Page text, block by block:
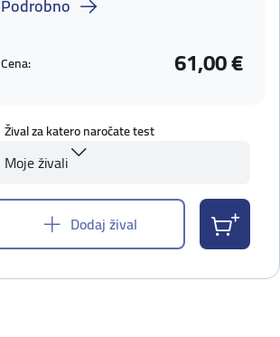
Cena: 61,00 €
Žival za katero naročate test
Moje živali
Dodaj žival